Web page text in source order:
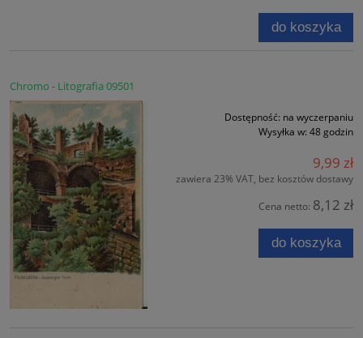
do koszyka
Chromo - Litografia 09501
Dostępność: na wyczerpaniu
Wysyłka w: 48 godzin
9,99 zł
zawiera 23% VAT, bez kosztów dostawy
Cena netto: 8,12 zł
do koszyka